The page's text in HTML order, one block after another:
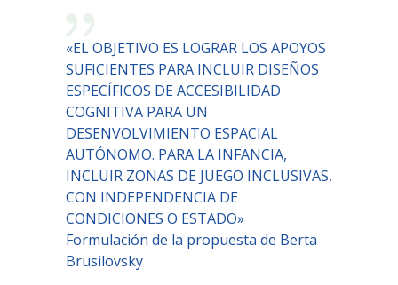
«EL OBJETIVO ES LOGRAR LOS APOYOS
SUFICIENTES PARA INCLUIR DISEÑOS
ESPECÍFICOS DE ACCESIBILIDAD
COGNITIVA PARA UN
DESENVOLVIMIENTO ESPACIAL
AUTÓNOMO. PARA LA INFANCIA,
INCLUIR ZONAS DE JUEGO INCLUSIVAS,
CON INDEPENDENCIA DE
CONDICIONES O ESTADO»
Formulación de la propuesta de Berta
Brusilovsky